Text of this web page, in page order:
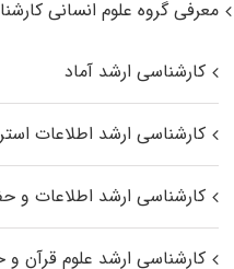
معرفی گروه علوم انسانی
کارشناسی ارشد آماد
کارشناسی ارشد اطلاعات
کارشناسی ارشد اطلاعات و
کارشناسی ارشد علوم قرآن